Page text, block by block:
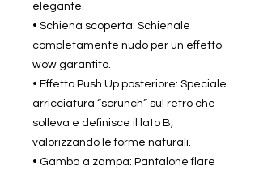
elegante.
• Schiena scoperta: Schienale
completamente nudo per un effetto
wow garantito.
• Effetto Push Up posteriore: Speciale
arricciatura “scrunch” sul retro che
solleva e definisce il lato B,
valorizzando le forme naturali.
• Gamba a zampa: Pantalone flare